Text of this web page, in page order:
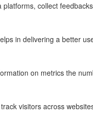
collect
in delivering a better
on metrics the
visitors across